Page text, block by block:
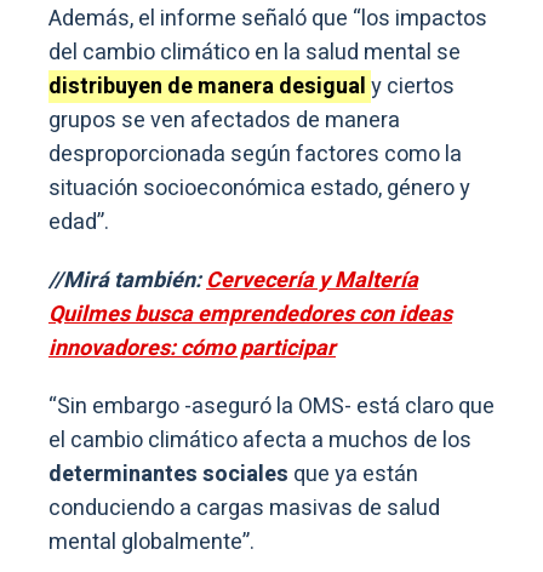
Además, el informe señaló que “los impactos
del cambio climático en la salud mental se
distribuyen de manera desigualy ciertos
grupos se ven afectados de manera
desproporcionada según factores como la
situación socioeconómica estado, género y
edad”.
//Mirá también:Cervecería y Maltería
Quilmes busca emprendedores con ideas
innovadores: cómo participar
“Sin embargo -aseguró la OMS- está claro que
el cambio climático afecta a muchos de los
determinantes sociales que ya están
conduciendo a cargas masivas de salud
mental globalmente”.